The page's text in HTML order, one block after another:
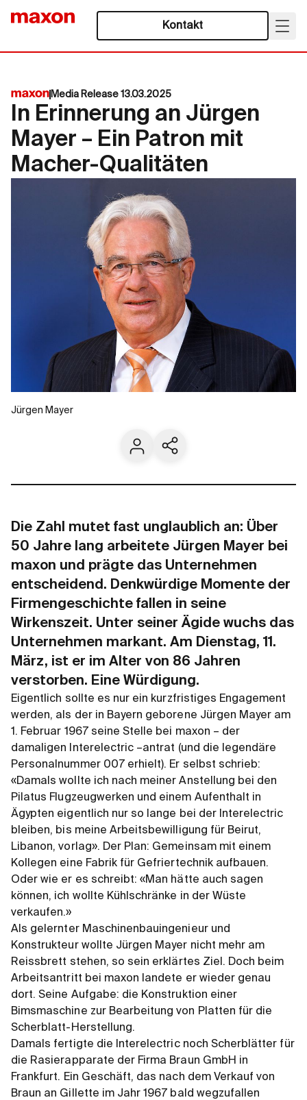
Kontakt
Media Release 13.03.2025
In Erinnerung an Jürgen
Mayer – Ein Patron mit
Macher-Qualitäten
Jürgen Mayer
KontaktAktuelle Seite teilen
Die Zahl mutet fast unglaublich an: Über
50 Jahre lang arbeitete Jürgen Mayer bei
maxon und prägte das Unternehmen
entscheidend. Denkwürdige Momente der
Firmengeschichte fallen in seine
Wirkenszeit. Unter seiner Ägide wuchs das
Unternehmen markant. Am Dienstag, 11.
März, ist er im Alter von 86 Jahren
verstorben. Eine Würdigung.
Eigentlich sollte es nur ein kurzfristiges Engagement
werden, als der in Bayern geborene Jürgen Mayer am
1. Februar 1967 seine Stelle bei maxon – der
damaligen Interelectric –antrat (und die legendäre
Personalnummer 007 erhielt). Er selbst schrieb:
«Damals wollte ich nach meiner Anstellung bei den
Pilatus Flugzeugwerken und einem Aufenthalt in
Ägypten eigentlich nur so lange bei der Interelectric
bleiben, bis meine Arbeitsbewilligung für Beirut,
Libanon, vorlag». Der Plan: Gemeinsam mit einem
Kollegen eine Fabrik für Gefriertechnik aufbauen.
Oder wie er es schreibt: «Man hätte auch sagen
können, ich wollte Kühlschränke in der Wüste
verkaufen.»
Als gelernter Maschinenbauingenieur und
Konstrukteur wollte Jürgen Mayer nicht mehr am
Reissbrett stehen, so sein erklärtes Ziel. Doch beim
Arbeitsantritt bei maxon landete er wieder genau
dort. Seine Aufgabe: die Konstruktion einer
Bimsmaschine zur Bearbeitung von Platten für die
Scherblatt-Herstellung.
Damals fertigte die Interelectric noch Scherblätter für
die Rasierapparate der Firma Braun GmbH in
Frankfurt. Ein Geschäft, das nach dem Verkauf von
Braun an Gillette im Jahr 1967 bald wegzufallen